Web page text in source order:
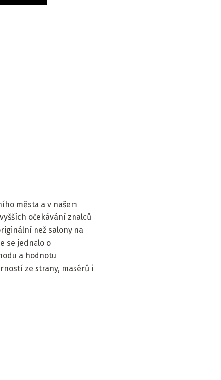
města a v našem
očekávání znalců
než salony na
se jednalo o
a hodnotu
ze strany, masérů i